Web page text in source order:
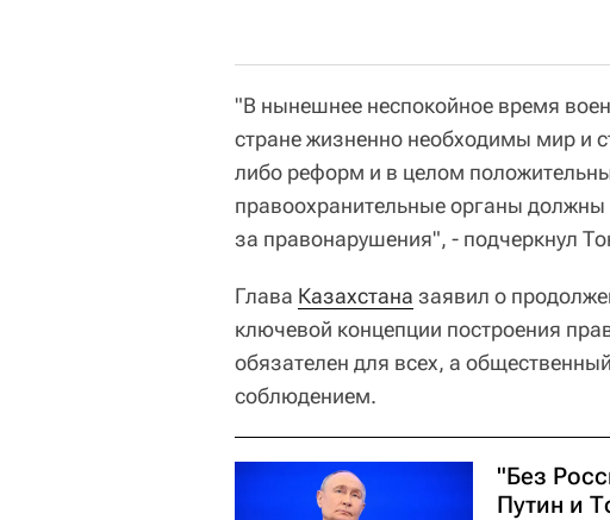
"В нынешнее неспокойное время
стране жизненно необходимы мир и
либо реформ и в целом
правоохранительные органы
за правонарушения", - подчеркнул
Глава Казахстана заявил о
ключевой концепции построения
обязателен для всех, а
соблюдением.
"Без
Путин и